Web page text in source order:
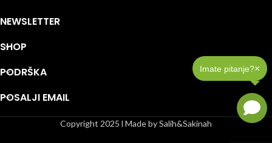
NEWSLETTER
SHOP
PODRŠKA
POSALJI EMAIL
Copyright 2025 l Made by Salih&Sakinah
Imate pitanje?×